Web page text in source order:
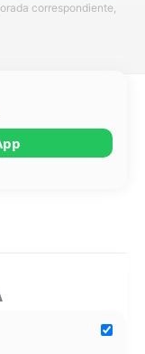
correspondiente,